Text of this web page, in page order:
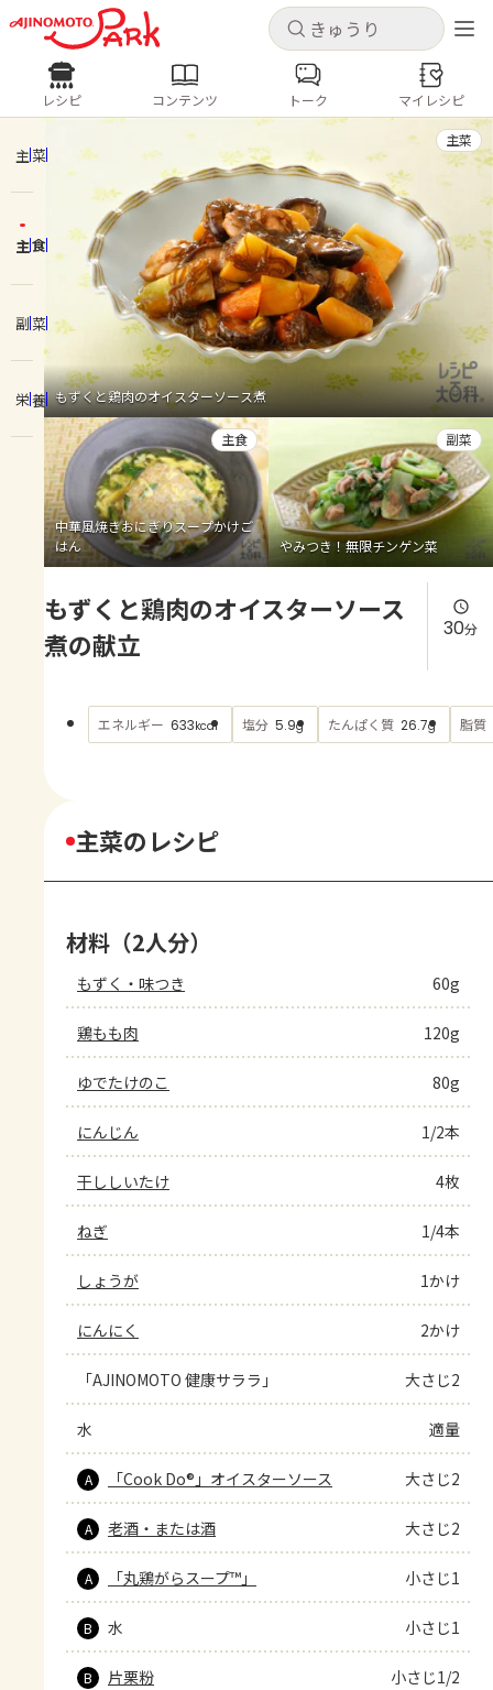
キャンセル
ログインするとレシピを保存できます
ログイン 新規登録
ホーム
コンテンツ
レシピ
トーク
よくあるお問い合わせ
お買い物
AJINOMOTO PARK とは
キャンセル
レシピ コンテンツ
人気の食材・レシピ
きゅうり なす トマト
とうもろこし
ピーマン
みょうが ゴーヤ
レシピ コンテンツ トーク マイレシピ
主菜
主食
副菜
栄養 もずくと鶏肉のオイスターソース煮
主菜
中華風焼きおにぎりスープかけご
はん
主食
やみつき！無限チンゲン菜
副菜
もずくと鶏肉のオイスターソース
煮の献立
30分
エネルギー 633kcal 塩分 5.9g たんぱく質 26.7g 脂質
主菜のレシピ
材料（2人分）
もずく・味つき 60g
鶏もも肉 120g
ゆでたけのこ 80g
にんじん 1/2本
干ししいたけ 4枚
ねぎ 1/4本
しょうが 1かけ
にんにく 2かけ
「AJINOMOTO 健康サララ」 大さじ2
水 適量
A 「Cook Do®」オイスターソース 大さじ2
A 老酒・または酒 大さじ2
A 「丸鶏がらスープ™」 小さじ1
B 水 小さじ1
B 片栗粉 小さじ1/2